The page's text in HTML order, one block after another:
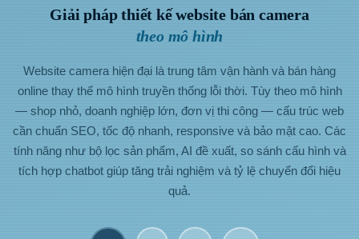
Giải pháp thiết kế website bán camera
theo mô hình
Website camera hiện đại là trung tâm vận hành và bán hàng
online thay thế mô hình truyền thống lỗi thời. Tùy theo mô hình
— shop nhỏ, doanh nghiệp lớn, đơn vị thi công — cấu trúc web
cần chuẩn SEO, tốc độ nhanh, responsive và bảo mật cao. Các
tính năng như bộ lọc sản phẩm, AI đề xuất, so sánh cấu hình và
tích hợp chatbot giúp tăng trải nghiệm và tỷ lệ chuyển đổi hiệu
quả.